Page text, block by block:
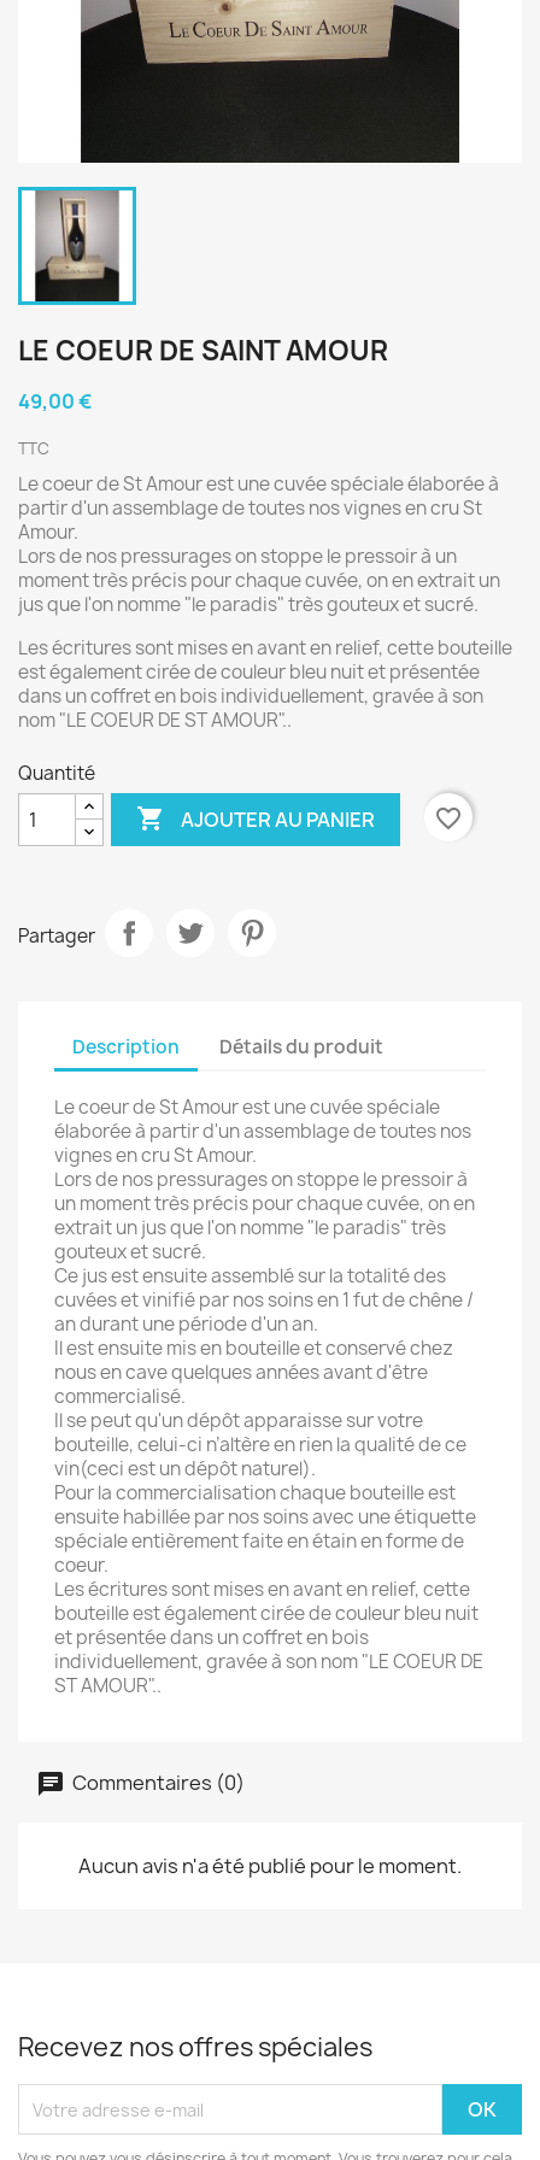
LE COEUR DE SAINT AMOUR
49,00 €
TTC
Le coeur de St Amour est une cuvée spéciale élaborée à
partir d'un assemblage de toutes nos vignes en cru St
Amour.
Lors de nos pressurages on stoppe le pressoir à un
moment très précis pour chaque cuvée, on en extrait un
jus que l'on nomme "le paradis" très gouteux et sucré.
Les écritures sont mises en avant en relief, cette bouteille
est également cirée de couleur bleu nuit et présentée
dans un coffret en bois individuellement, gravée à son
nom "LE COEUR DE ST AMOUR"..
Quantité
 AJOUTER AU PANIER favorite_border
Partager
Description Détails du produit
Le coeur de St Amour est une cuvée spéciale
élaborée à partir d'un assemblage de toutes nos
vignes en cru St Amour.
Lors de nos pressurages on stoppe le pressoir à
un moment très précis pour chaque cuvée, on en
extrait un jus que l'on nomme "le paradis" très
gouteux et sucré.
Ce jus est ensuite assemblé sur la totalité des
cuvées et vinifié par nos soins en 1 fut de chêne /
an durant une période d'un an.
Il est ensuite mis en bouteille et conservé chez
nous en cave quelques années avant d'être
commercialisé.
Il se peut qu'un dépôt apparaisse sur votre
bouteille, celui-ci n’altère en rien la qualité de ce
vin(ceci est un dépôt naturel).
Pour la commercialisation chaque bouteille est
ensuite habillée par nos soins avec une étiquette
spéciale entièrement faite en étain en forme de
coeur.
Les écritures sont mises en avant en relief, cette
bouteille est également cirée de couleur bleu nuit
et présentée dans un coffret en bois
individuellement, gravée à son nom "LE COEUR DE
ST AMOUR"..
Commentaires (0)
Aucun avis n'a été publié pour le moment.
Recevez nos offres spéciales